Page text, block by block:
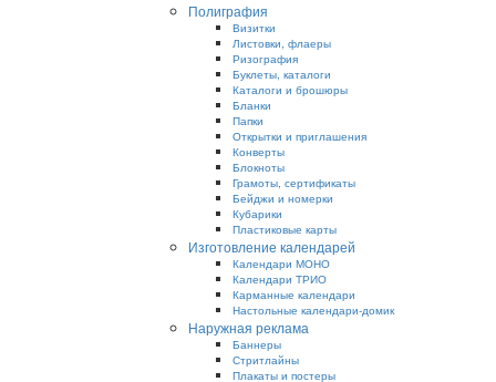
Полиграфия
Визитки
Листовки, флаеры
Ризография
Буклеты, каталоги
Каталоги и брошюры
Бланки
Папки
Открытки и приглашения
Конверты
Блокноты
Грамоты, сертификаты
Бейджи и номерки
Кубарики
Пластиковые карты
Изготовление календарей
Календари МОНО
Календари ТРИО
Карманные календари
Настольные календари-домик
Наружная реклама
Баннеры
Стритлайны
Плакаты и постеры